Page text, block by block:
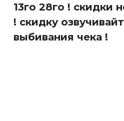
13го 28го ! скидки
! скидку
выбивания чека !